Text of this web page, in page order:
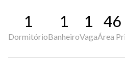
1
Dormitório
1
Banheiro
1
Vaga
46
Área